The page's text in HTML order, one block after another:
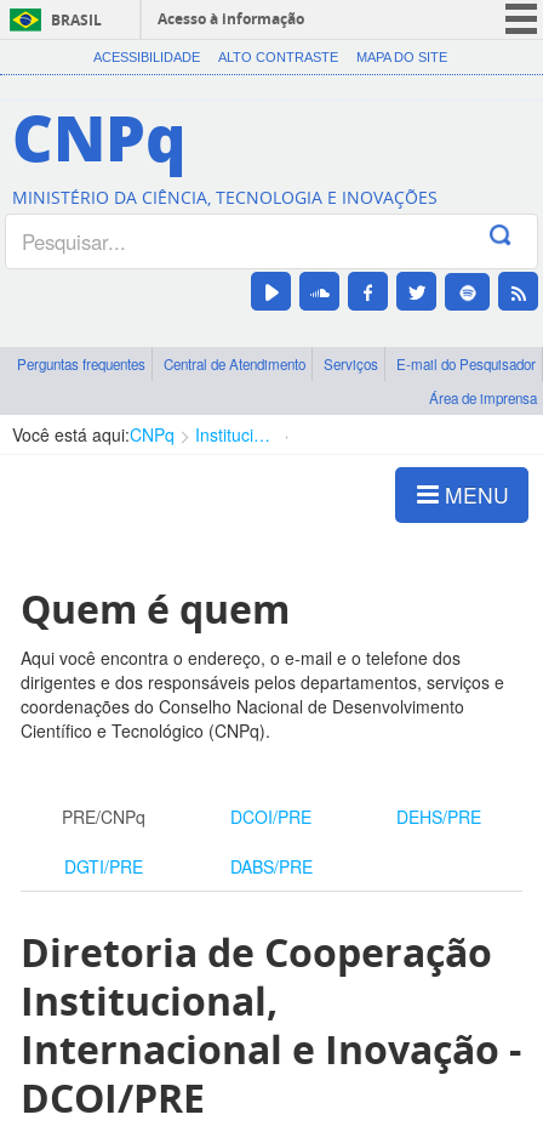
BRASIL
Acesso à informação
CORONAVÍRUS (COVID-19)
Canais
ACESSIBILIDADE ALTO CONTRASTE MAPA DO SITE
CNPq
MINISTÉRIO DA CIÊNCIA, TECNOLOGIA E INOVAÇÕES
Perguntas frequentes Central de Atendimento Serviços
E-mail do Pesquisador
Área de imprensa
Você está aqui:CNPq Institucional
MENU
Quem é quem
Aqui você encontra o endereço, o e-mail e o telefone dos
dirigentes e dos responsáveis pelos departamentos, serviços e
coordenações do Conselho Nacional de Desenvolvimento
Científico e Tecnológico (CNPq).
PRE/CNPq DCOI/PRE DEHS/PRE
DGTI/PRE DABS/PRE
Diretoria de Cooperação
Institucional,
Internacional e Inovação -
DCOI/PRE